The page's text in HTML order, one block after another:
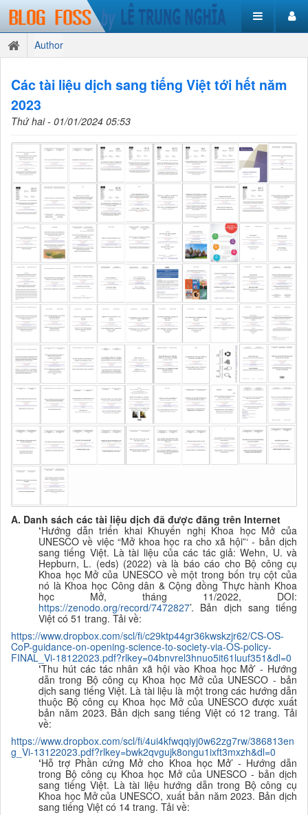
Author
Các tài liệu dịch sang tiếng Việt tới hết năm
2023
Thứ hai - 01/01/2024 05:53
A. Danh sách các tài liệu dịch đã được đăng trên Internet
‘Hướng dẫn triển khai Khuyến nghị Khoa học Mở của
UNESCO về việc “Mở khoa học ra cho xã hội”‘ - bản dịch
sang tiếng Việt. Là tài liệu của các tác giả:Wehn, U. và
Hepburn, L. (eds) (2022) và là báo cáo cho Bộ công cụ
Khoa học Mở của UNESCO về một trong bốn trụ cột của
nó là Khoa học Công dân & Cộng đồng Thực hành Khoa
học Mở, tháng 11/2022, DOI:
https://zenodo.org/record/7472827’. Bản dịch sang tiếng
Việt có 51 trang. Tải về:
https://www.dropbox.com/scl/fi/c29ktp44gr36kwskzjr62/CS-OS-
CoP-guidance-on-opening-science-to-society-via-OS-policy-
FINAL_Vi-18122023.pdf?rlkey=04bnvrel3hnuo5it61luuf351&dl=0
‘Thu hút các tác nhân xã hội vào Khoa học Mở’ - Hướng
dẫn trong Bộ công cụ Khoa học Mở của UNESCO - bản
dịch sang tiếng Việt. Là tài liệu là một trong các hướng dẫn
thuộc Bộ công cụ Khoa học Mở của UNESCO được xuất
bản năm 2023. Bản dịch sang tiếng Việt có 12 trang. Tải
về:
https://www.dropbox.com/scl/fi/4ui4kfwqqiyj0w62zg7rw/386813en
g_Vi-13122023.pdf?rlkey=bwk2qvgujk8ongu1ixft3mxzh&dl=0
‘Hỗ trợ Phần cứng Mở cho Khoa học Mở’ - Hướng dẫn
trong Bộ công cụ Khoa học Mở của UNESCO - bản dịch
sang tiếng Việt. Là tài liệu hướng dẫn trong Bộ công cụ
Khoa học Mở của UNESCO, xuất bản năm 2023. Bản dịch
sang tiếng Việt có 14 trang. Tải về: